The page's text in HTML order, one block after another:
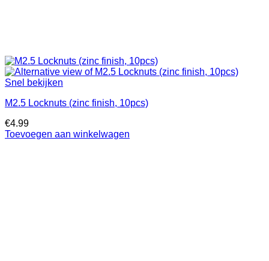
Snel bekijken
M2.5 Locknuts (zinc finish, 10pcs)
€4.99
Toevoegen aan winkelwagen